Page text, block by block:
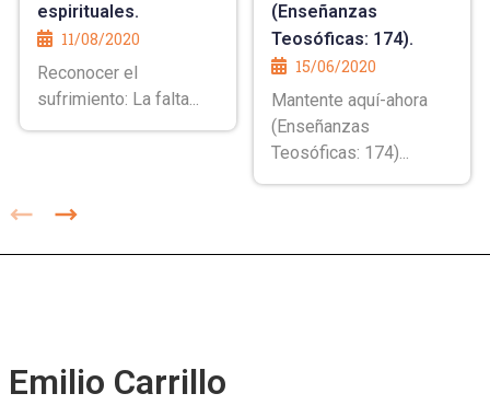
espirituales.
11/08/2020
Reconocer el
sufrimiento: La falta...
(Enseñanzas
Teosóficas: 174).
15/06/2020
Mantente aquí-ahora
(Enseñanzas
Teosóficas: 174)...
Emilio Carrillo